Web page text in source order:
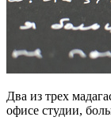
Два из трех
офисе студии,